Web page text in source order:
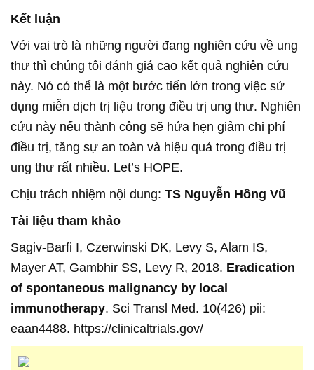
Kết luận
Với vai trò là những người đang nghiên cứu về ung
thư thì chúng tôi đánh giá cao kết quả nghiên cứu
này. Nó có thể là một bước tiến lớn trong việc sử
dụng miễn dịch trị liệu trong điều trị ung thư. Nghiên
cứu này nếu thành công sẽ hứa hẹn giảm chi phí
điều trị, tăng sự an toàn và hiệu quả trong điều trị
ung thư rất nhiều. Let’s HOPE.
Chịu trách nhiệm nội dung: TS Nguyễn Hồng Vũ
Tài liệu tham khảo
Sagiv-Barfi I, Czerwinski DK, Levy S, Alam IS,
Mayer AT, Gambhir SS, Levy R, 2018. Eradication
of spontaneous malignancy by local
immunotherapy. Sci Transl Med. 10(426) pii:
eaan4488. https://clinicaltrials.gov/